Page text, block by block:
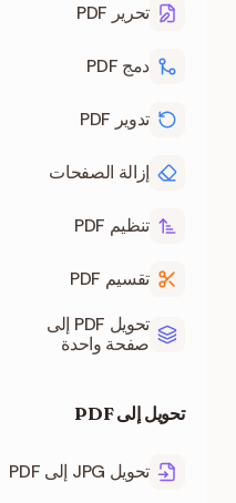
تحرير PDF
دمج PDF
تدوير PDF
إزالة الصفحات
تنظيم PDF
تقسيم PDF
تحويل PDF إلى
صفحة واحدة
تحويل إلى PDF
تحويل JPG إلى PDF